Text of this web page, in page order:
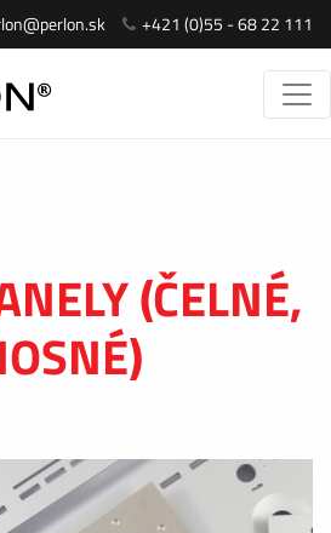
+421 (0)55 - 68 22 111
(ČELNÉ,